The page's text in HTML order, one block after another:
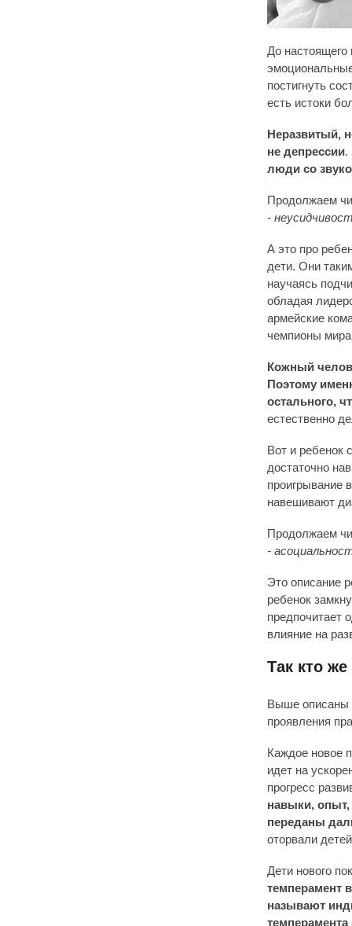
До
постигнуть
есть истоки
Неразвитый,
не депрессии.
люди со
Продолжаем
-
А это про
дети. Они
научаясь
обладая
армейские
чемпионы
Кожный
Поэтому
остального,
естественно
Вот и ребенок
достаточно
проигрывание
навешивают
Продолжаем
-
Это описание
ребенок
предпочитает
влияние на
Так кто
Выше описаны
проявления
Каждое новое
идет на
прогресс
навыки,
переданы
оторвали
Дети нового
темперамент
называют